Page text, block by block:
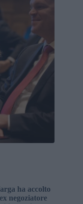
ha accolto
negoziatore